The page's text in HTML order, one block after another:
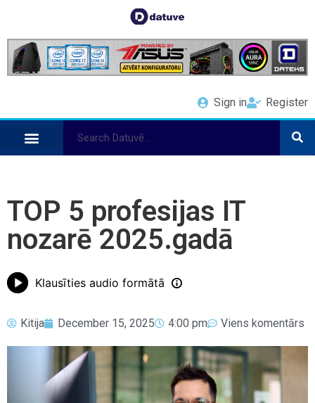
Sign in Register
TOP 5 profesijas IT
nozarē 2025.gadā
Klausīties audio formātā
Kitija December 15, 2025 4:00 pm Viens komentārs